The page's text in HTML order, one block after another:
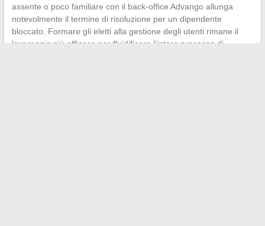
assente o poco familiare con il back-office Advango allunga
notevolmente il termine di risoluzione per un dipendente
bloccato. Formare gli eletti alla gestione degli utenti rimane il
leveraggio più efficace per fluidificare l’intero processo di